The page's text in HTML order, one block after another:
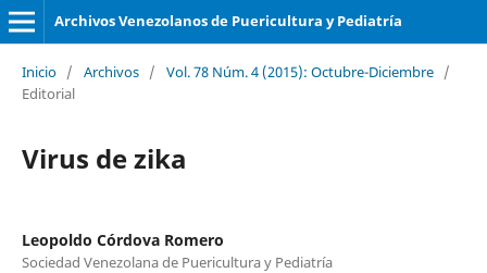
Archivos Venezolanos de Puericultura y Pediatría
Inicio / Archivos / Vol. 78 Núm. 4 (2015): Octubre-Diciembre /
Editorial
Virus de zika
Leopoldo Córdova Romero
Sociedad Venezolana de Puericultura y Pediatría